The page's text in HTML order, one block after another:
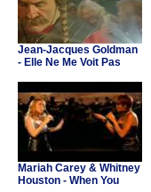
Jean-Jacques Goldman
- Elle Ne Me Voit Pas
Mariah Carey & Whitney
Houston - When You